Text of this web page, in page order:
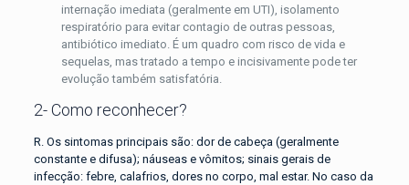
internação imediata (geralmente em UTI), isolamento
respiratório para evitar contagio de outras pessoas,
antibiótico imediato. É um quadro com risco de vida e
sequelas, mas tratado a tempo e incisivamente pode ter
evolução também satisfatória.
2- Como reconhecer?
R. Os sintomas principais são: dor de cabeça (geralmente
constante e difusa); náuseas e vômitos; sinais gerais de
infecção: febre, calafrios, dores no corpo, mal estar. No caso da